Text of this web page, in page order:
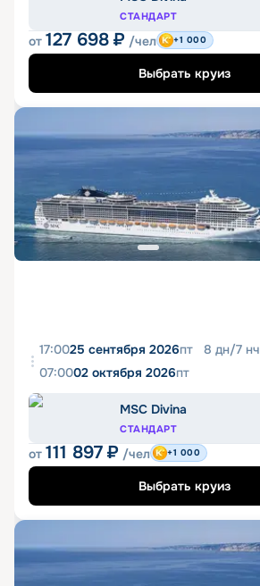
СТАНДАРТ
от 127 698 ₽ /чел +1 000
Выбрать круиз
17:0025 сентября 2026пт 8 дн/7 нч
07:0002 октября 2026пт
MSC Divina
СТАНДАРТ
от 111 897 ₽ /чел +1 000
Выбрать круиз